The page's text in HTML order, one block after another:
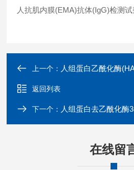
人抗肌内膜(EMA)抗体(IgG)检测试
上一个： 人组蛋白乙酰化酶
返回列表
下一个： 人组蛋白去乙酰化酶
在线留